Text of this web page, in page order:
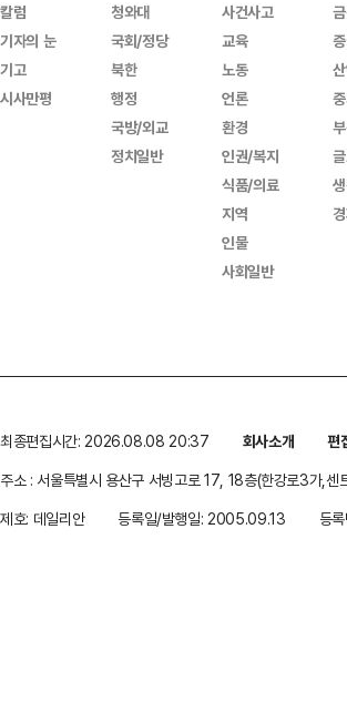
칼럼
기자의 눈
기고
시사만평
청와대
국회/정당
북한
행정
국방/외교
정치일반
사건사고
교육
노동
언론
환경
인권/복지
식품/의료
지역
인물
사회일반
최종편집시간: 2026.08.08 20:37 회사소개 편
주소 : 서울특별시 용산구 서빙고로 17, 18층(한강로3가,센
제호: 데일리안
등록일/발행일: 2005.09.13 등